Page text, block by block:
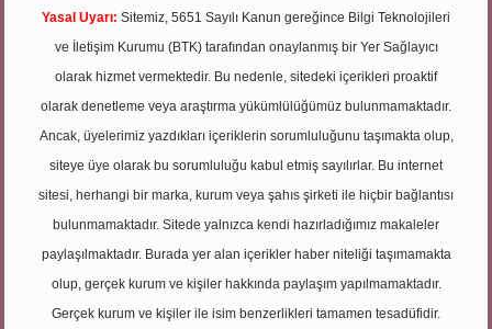
Yasal Uyarı: Sitemiz, 5651 Sayılı Kanun gereğince Bilgi Teknolojileri
ve İletişim Kurumu (BTK) tarafından onaylanmış bir Yer Sağlayıcı
olarak hizmet vermektedir. Bu nedenle, sitedeki içerikleri proaktif
olarak denetleme veya araştırma yükümlülüğümüz bulunmamaktadır.
Ancak, üyelerimiz yazdıkları içeriklerin sorumluluğunu taşımakta olup,
siteye üye olarak bu sorumluluğu kabul etmiş sayılırlar. Bu internet
sitesi, herhangi bir marka, kurum veya şahıs şirketi ile hiçbir bağlantısı
bulunmamaktadır. Sitede yalnızca kendi hazırladığımız makaleler
paylaşılmaktadır. Burada yer alan içerikler haber niteliği taşımamakta
olup, gerçek kurum ve kişiler hakkında paylaşım yapılmamaktadır.
Gerçek kurum ve kişiler ile isim benzerlikleri tamamen tesadüfidir.